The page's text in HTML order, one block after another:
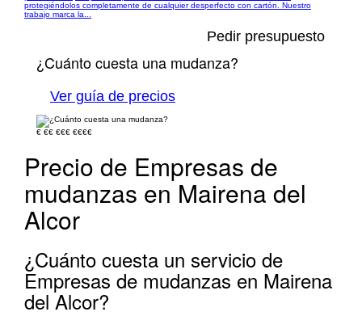
protegiéndolos completamente de cualquier desperfecto con cartón. Nuestro
trabajo marca la...
Pedir presupuesto
¿Cuánto cuesta una mudanza?
Ver guía de precios
€ €€ €€€ €€€€
Precio de Empresas de
mudanzas en Mairena del
Alcor
¿Cuánto cuesta un servicio de
Empresas de mudanzas en Mairena
del Alcor?